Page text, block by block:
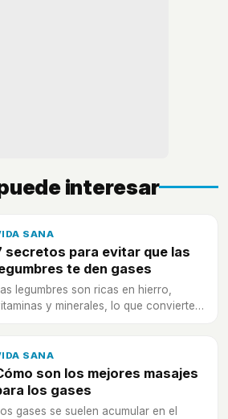
interesar
SANA
secretos para evitar que las
te den gases
legumbres son ricas en hierro,
y minerales, lo que convierte
SANA
son los mejores masajes
los gases
gases se suelen acumular en el